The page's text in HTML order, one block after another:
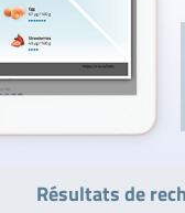
Résultats de